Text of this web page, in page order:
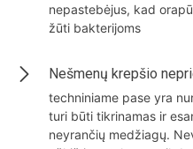
nepastebėjus, kad
žūti bakterijoms
Nešmenų krepšio
techniniame pase yra
turi būti tikrinamas ir
neyrančių medžiagų.